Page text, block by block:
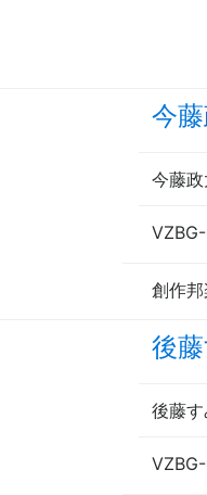
今
今藤
創作邦
後
後藤